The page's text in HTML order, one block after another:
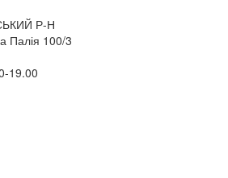
Р-Н
Палія 100/3
19.00